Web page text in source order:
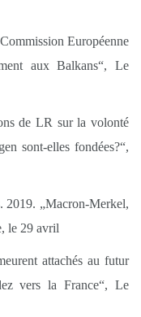
Européenne
aux Balkans“, Le
de LR sur la volonté
sont-elles fondées?“,
2019. „Macron-Merkel,
le 29 avril
attachés au futur
vers la France“, Le